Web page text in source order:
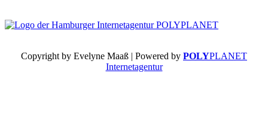
Copyright by Evelyne Maaß | Powered by POLYPLANET
Internetagentur